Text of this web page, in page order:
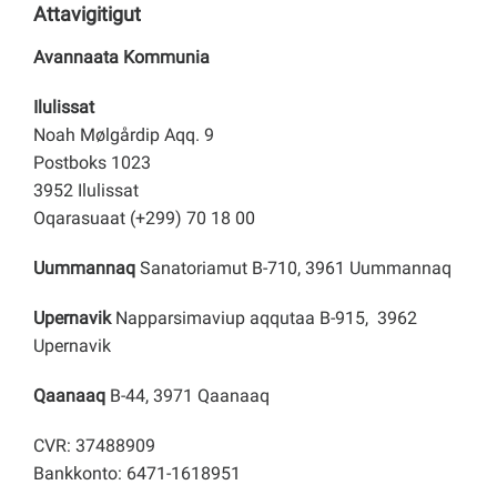
Attavigitigut
Avannaata Kommunia
Ilulissat
Noah Mølgårdip Aqq. 9
Postboks 1023
3952 Ilulissat
Oqarasuaat (+299) 70 18 00
Uummannaq Sanatoriamut B-710, 3961 Uummannaq
Upernavik Napparsimaviup aqqutaa B-915, 3962
Upernavik
Qaanaaq B-44, 3971 Qaanaaq
CVR: 37488909
Bankkonto: 6471-1618951